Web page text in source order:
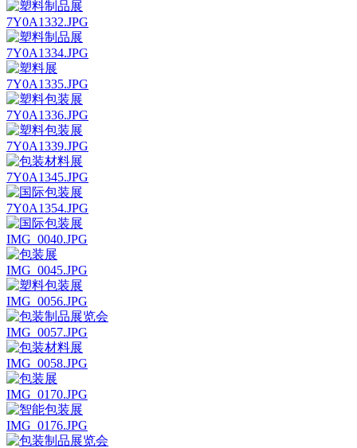
7Y0A1332.JPG
7Y0A1334.JPG
7Y0A1335.JPG
7Y0A1336.JPG
7Y0A1339.JPG
7Y0A1345.JPG
7Y0A1354.JPG
IMG_0040.JPG
IMG_0045.JPG
IMG_0056.JPG
IMG_0057.JPG
IMG_0058.JPG
IMG_0170.JPG
IMG_0176.JPG